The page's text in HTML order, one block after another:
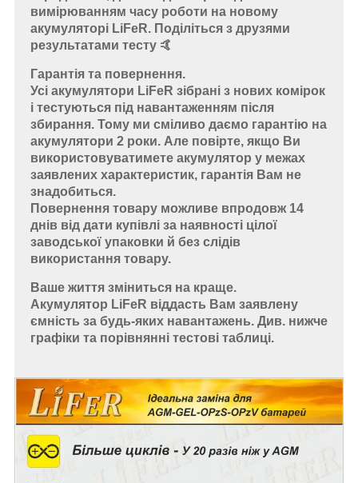
вимірюванням часу роботи на новому
акумуляторі LiFeR. Поділіться з друзями
результатами тесту 🤙
Гарантія та повернення.
Усі акумулятори LiFeR зібрані з нових комірок
і тестуються під навантаженням після
збирання. Тому ми сміливо даємо гарантію на
акумулятори 2 роки. Але повірте, якщо Ви
використовуватимете акумулятор у межах
заявлених характеристик, гарантія Вам не
знадобиться.
Повернення товару можливе впродовж 14
днів від дати купівлі за наявності цілої
заводської упаковки й без слідів
використання товару.
Ваше життя зміниться на краще.
Акумулятор LiFeR віддасть Вам заявлену
ємність за будь-яких навантажень. Див. нижче
графіки та порівнянні тестові таблиці.